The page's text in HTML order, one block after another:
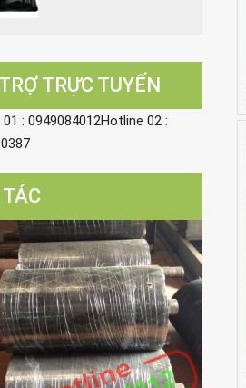
TRỰC TUYẾN
: 0949084012Hotline 02 :